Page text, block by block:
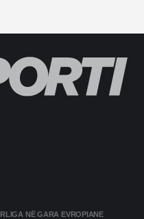
NË GARA EVROPIANE